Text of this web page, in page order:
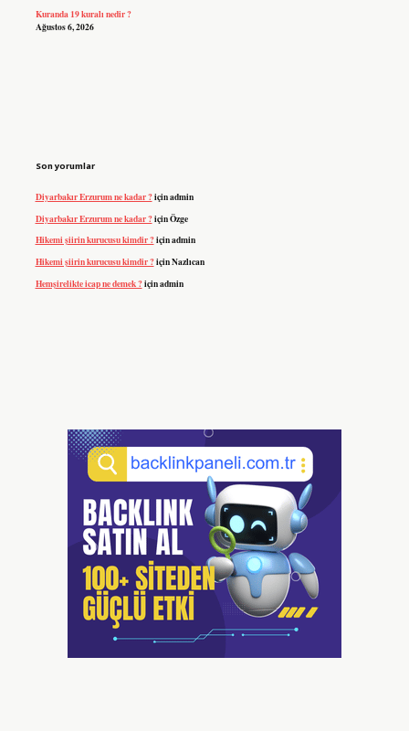
Kuranda 19 kuralı nedir ?
Ağustos 6, 2026
Son yorumlar
Diyarbakır Erzurum ne kadar ?içinadmin
Diyarbakır Erzurum ne kadar ?içinÖzge
Hikemi şiirin kurucusu kimdir ?içinadmin
Hikemi şiirin kurucusu kimdir ?içinNazlıcan
Hemşirelikte icap ne demek ?içinadmin